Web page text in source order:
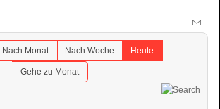
Nach Monat Nach Woche Heute
Gehe zu Monat